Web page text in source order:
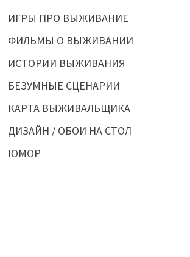
ИГРЫ ПРО ВЫЖИВАНИЕ
ФИЛЬМЫ О ВЫЖИВАНИИ
ИСТОРИИ ВЫЖИВАНИЯ
БЕЗУМНЫЕ СЦЕНАРИИ
КАРТА ВЫЖИВАЛЬЩИКА
ДИЗАЙН / ОБОИ НА СТОЛ
ЮМОР